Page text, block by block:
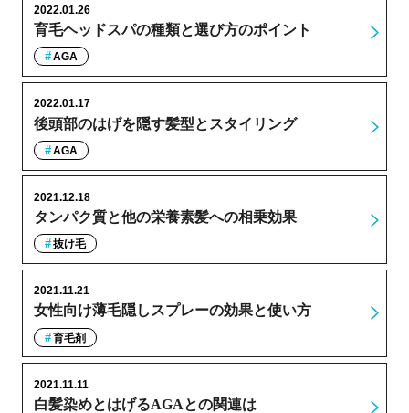
育毛ヘッドスパの種類と選び方のポイント
2022.01.26
AGA
後頭部のはげを隠す髪型とスタイリング
2022.01.17
AGA
タンパク質と他の栄養素髪への相乗効果
2021.12.18
抜け毛
女性向け薄毛隠しスプレーの効果と使い方
2021.11.21
育毛剤
白髪染めとはげるAGAとの関連は
2021.11.11